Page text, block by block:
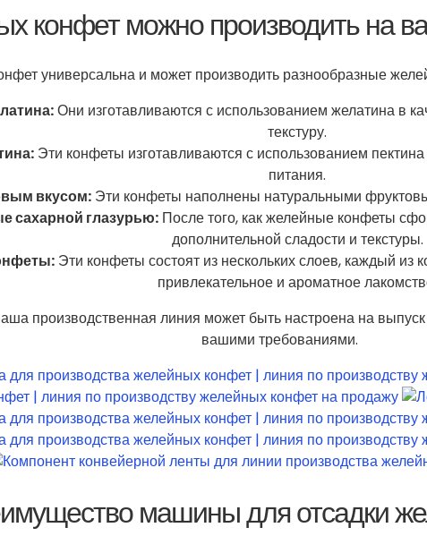
конфет можно производить на
универсальна и может производить разнообразные
Они изготавливаются с использованием желатина в
текстуру.
Эти конфеты изготавливаются с использованием
питания.
вкусом:Эти конфеты наполнены натуральными
сахарной глазурью:После того, как желейные конфеты
дополнительной сладости и текстуры.
Эти конфеты состоят из нескольких слоев, каждый из
привлекательное и ароматное
производственная линия может быть настроена на
вашими требованиями.
машины для отсадки